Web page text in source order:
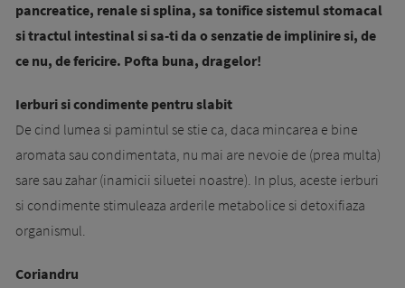
pancreati­ce, renale si splina, sa tonifice sistemul stomacal
si tractul intestinal si sa-ti da o senzatie de im­plini­re si, de
ce nu, de fericire. Pofta buna, dragelor!
Ierburi si condimente pentru slabit
De cind lumea si pamintul se stie ca, daca mincarea e bine
aromata sau condimentata, nu mai are nevoie de (prea multa)
sare sau zahar (inamicii siluetei noastre). In plus, aceste ierburi
si condimente stimuleaza arderile metabolice si detoxifiaza
organismul.
Coriandru